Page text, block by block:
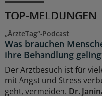
TOP-MELDUNGEN
„ÄrzteTag“-Podcast
Was brauchen
ihre Behandlung
Der Arztbesuch ist für
mit Angst und Stress
geht, vermeiden. Dr.